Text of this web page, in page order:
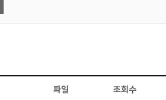
파일 조회수